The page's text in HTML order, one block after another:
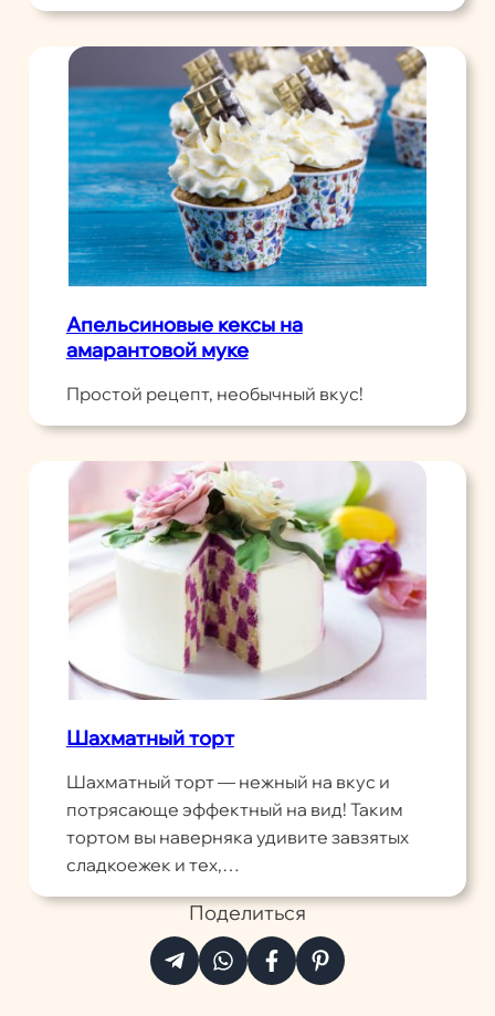
Апельсиновые кексы на
амарантовой муке
Простой рецепт, необычный вкус!
Шахматный торт
Шахматный торт — нежный на вкус и
потрясающе эффектный на вид! Таким
тортом вы наверняка удивите завзятых
сладкоежек и тех,…
Поделиться